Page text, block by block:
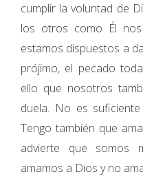
cumplir la voluntad de
los otros como Él
estamos dispuestos a
prójimo, el pecado
ello que nosotros
duela. No es
Tengo también que
advierte que somos
amamos a Dios y no